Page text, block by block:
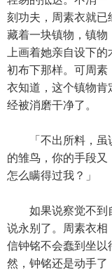
刻功夫，周素衣就已
藏着一块镇物，镇物
上画着她亲自设下
初布下那样。可周素
衣知道，这个镇物
经被消磨干净了。
「不出所料，虽
的雏鸟，你的手段又
怎么瞒得过我？」
如果说察觉不到自
说永别了。周素衣相
信钟铭不会蠢到坐以
然，钟铭还是动手了